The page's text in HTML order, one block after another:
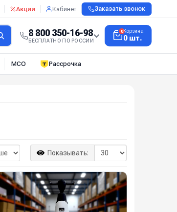
Акции Кабинет Заказать звонок
8 800 350-16-98
БЕСПЛАТНО ПО РОССИИ
0Корзина
0 шт.
МСО Рассрочка
Показывать: